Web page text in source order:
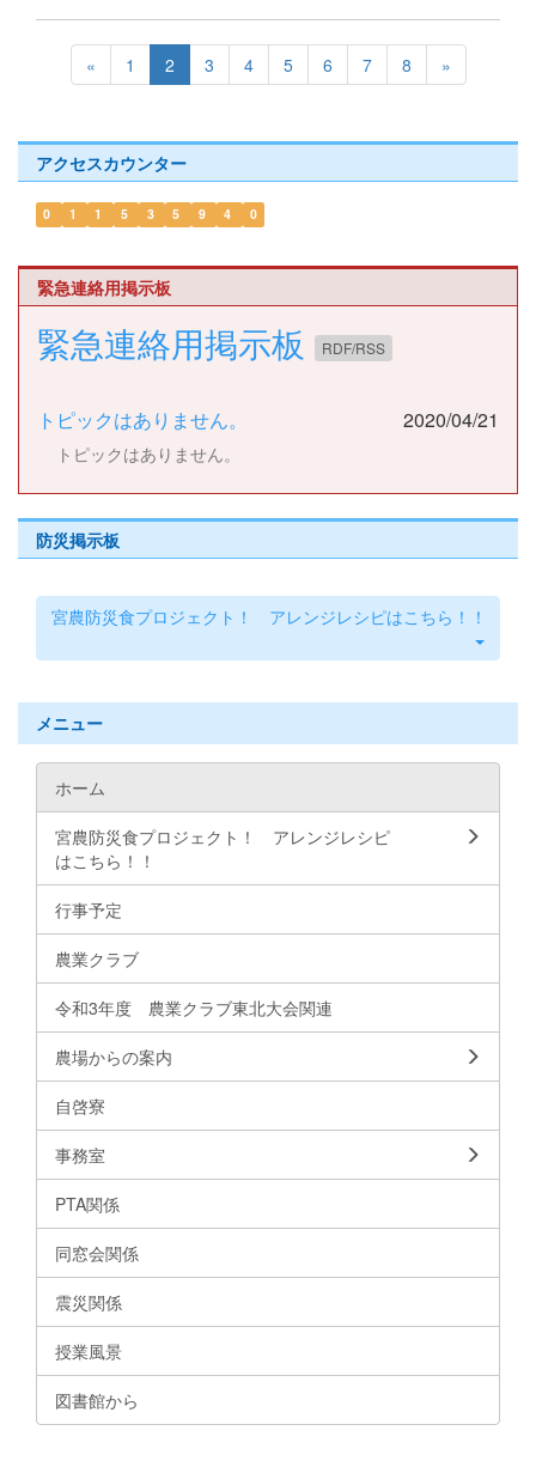
« 1 2 3 4 5 6 7 8 »
アクセスカウンター
0 1 1 5 3 5 9 4 0
緊急連絡用掲示板
緊急連絡用掲示板 RDF/RSS
トピックはありません。 2020/04/21
トピックはありません。
防災掲示板
宮農防災食プロジェクト！ アレンジレシピはこちら！！
メニュー
ホーム
宮農防災食プロジェクト！ アレンジレシピ
はこちら！！
行事予定
農業クラブ
令和3年度 農業クラブ東北大会関連
農場からの案内
自啓寮
事務室
PTA関係
同窓会関係
震災関係
授業風景
図書館から